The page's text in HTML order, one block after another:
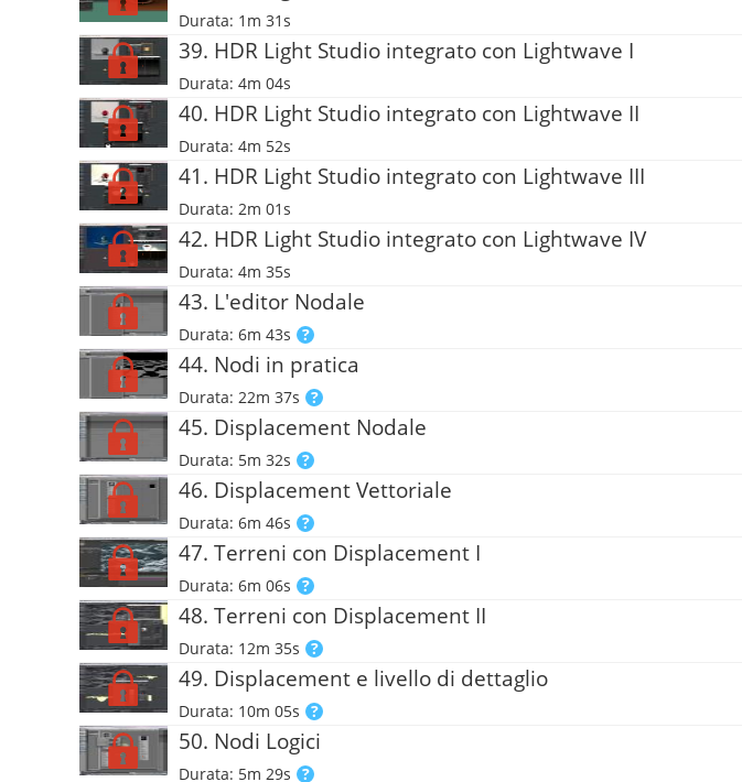
Durata: 1m 31s
39. HDR Light Studio integrato con Lightwave I
Durata: 4m 04s
40. HDR Light Studio integrato con Lightwave II
Durata: 4m 52s
41. HDR Light Studio integrato con Lightwave III
Durata: 2m 01s
42. HDR Light Studio integrato con Lightwave IV
Durata: 4m 35s
43. L'editor Nodale
Durata: 6m 43s
44. Nodi in pratica
Durata: 22m 37s
45. Displacement Nodale
Durata: 5m 32s
46. Displacement Vettoriale
Durata: 6m 46s
47. Terreni con Displacement I
Durata: 6m 06s
48. Terreni con Displacement II
Durata: 12m 35s
49. Displacement e livello di dettaglio
Durata: 10m 05s
50. Nodi Logici
Durata: 5m 29s